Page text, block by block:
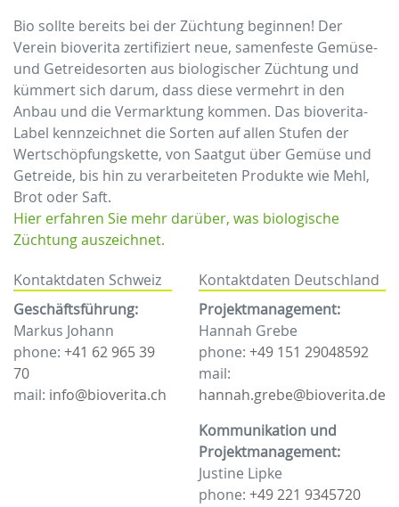
Bio sollte bereits bei der Züchtung beginnen! Der
Verein bioverita zertifiziert neue, samenfeste Gemüse-
und Getreidesorten aus biologischer Züchtung und
kümmert sich darum, dass diese vermehrt in den
Anbau und die Vermarktung kommen. Das bioverita-
Label kennzeichnet die Sorten auf allen Stufen der
Wertschöpfungskette, von Saatgut über Gemüse und
Getreide, bis hin zu verarbeiteten Produkte wie Mehl,
Brot oder Saft.
Hier erfahren Sie mehr darüber, was biologische
Züchtung auszeichnet.
Kontaktdaten Schweiz
Geschäftsführung:
Markus Johann
phone: +41 62 965 39
70
mail: info@bioverita.ch
Kontaktdaten Deutschland
Projektmanagement:
Hannah Grebe
phone: +49 151 29048592
mail:
hannah.grebe@bioverita.de
Kommunikation und
Projektmanagement:
Justine Lipke
phone: +49 221 9345720